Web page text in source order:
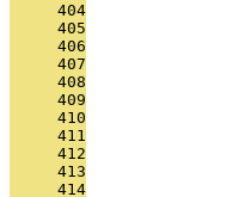
     404
     405
     406
     407
     408
     409
     410
     411
     412
     413
     414